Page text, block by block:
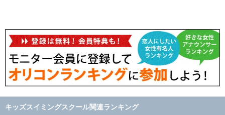
キッズスイミングスクール関連ランキング